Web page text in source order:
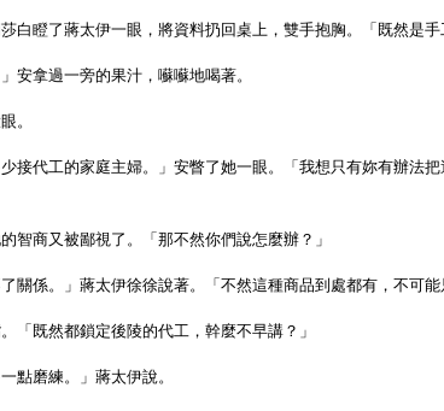
白瞪了蔣太伊一眼，將資料扔回桌上，雙手抱胸。「既然是
安拿過一旁的果汁，囌囌地喝著。
。
少接代工的家庭主婦。」安瞥了她一眼。「我想只有妳有辦法
智商又被鄙視了。「那不然你們說怎麼辦？」
關係。」蔣太伊徐徐說著。「不然這種商品到處都有，不可能
「既然都鎖定後陵的代工，幹麼不早講？」
點磨練。」蔣太伊說。